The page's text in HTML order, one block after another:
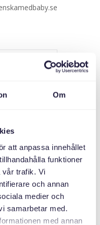
Om
att anpassa innehållet
funktioner
vår trafik. Vi
och annan
medier och
samarbetar med.
med annan
- 16:00